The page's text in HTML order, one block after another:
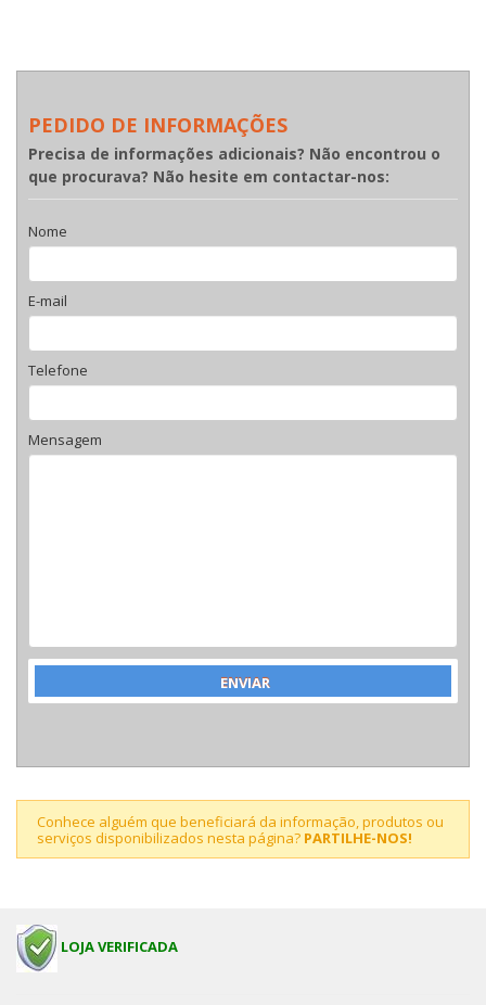
PEDIDO DE INFORMAÇÕES
Precisa de informações adicionais? Não encontrou o
que procurava? Não hesite em contactar-nos:
Nome
E-mail
Telefone
Mensagem
Conhece alguém que beneficiará da informação, produtos ou
serviços disponibilizados nesta página? PARTILHE-NOS!
LOJA VERIFICADA